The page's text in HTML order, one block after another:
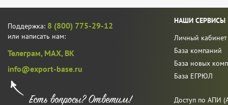
Поддержка: 8 (800) 775-29-12
или написать нам:
Телеграм, MAX, ВК
info@export-base.ru
НАШИ СЕРВИСЫ
Личный кабинет
База компаний
База новых
База ЕГРЮЛ
Доступ по АПИ